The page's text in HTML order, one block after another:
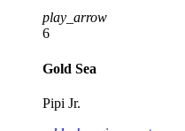
play_arrow
6
Gold Sea
Pipi Jr.